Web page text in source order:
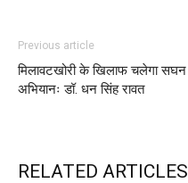
Previous article
मिलावटखोरी के खिलाफ चलेगा सघन
अभियानः डॉ. धन सिंह रावत
RELATED ARTICLES